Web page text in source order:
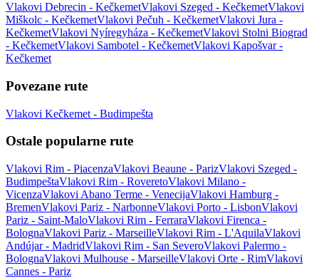
Vlakovi Debrecin - KečkemetVlakovi Szeged - KečkemetVlakovi
Miškolc - KečkemetVlakovi Pečuh - KečkemetVlakovi Jura -
KečkemetVlakovi Nyíregyháza - KečkemetVlakovi Stolni Biograd
- KečkemetVlakovi Sambotel - KečkemetVlakovi Kapošvar -
Kečkemet
Povezane rute
Vlakovi Kečkemet - Budimpešta
Ostale popularne rute
Vlakovi Rim - PiacenzaVlakovi Beaune - ParizVlakovi Szeged -
BudimpeštaVlakovi Rim - RoveretoVlakovi Milano -
VicenzaVlakovi Abano Terme - VenecijaVlakovi Hamburg -
BremenVlakovi Pariz - NarbonneVlakovi Porto - LisbonVlakovi
Pariz - Saint-MaloVlakovi Rim - FerraraVlakovi Firenca -
BolognaVlakovi Pariz - MarseilleVlakovi Rim - L'AquilaVlakovi
Andújar - MadridVlakovi Rim - San SeveroVlakovi Palermo -
BolognaVlakovi Mulhouse - MarseilleVlakovi Orte - RimVlakovi
Cannes - Pariz